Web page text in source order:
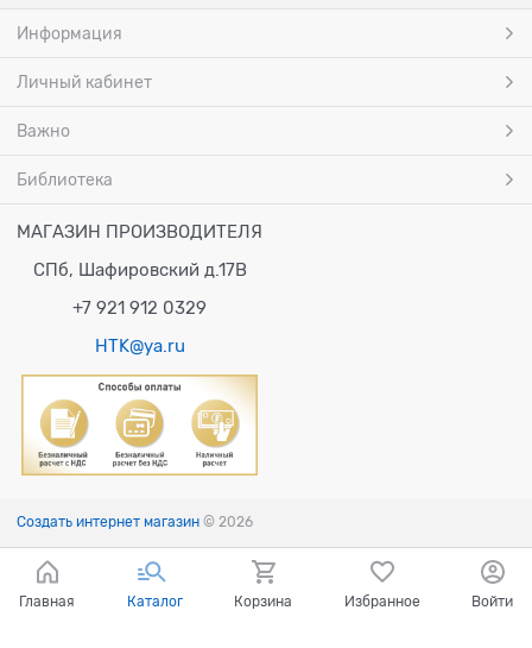
Информация
Личный кабинет
Важно
Библиотека
МАГАЗИН ПРОИЗВОДИТЕЛЯ
СПб, Шафировский д.17В
+7 921 912 0329
HTK@ya.ru
Создать интернет магазин © 2026
Главная Каталог Корзина Избранное Войти